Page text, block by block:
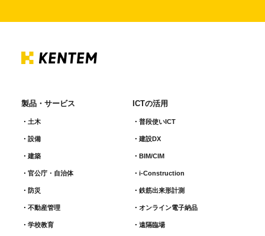
製品・サービス
土木
設備
建築
官公庁・自治体
防災
不動産管理
学校教育
ICTの活用
普段使いICT
建設DX
BIM/CIM
i-Construction
鉄筋出来形計測​
オンライン電子納品
遠隔臨場